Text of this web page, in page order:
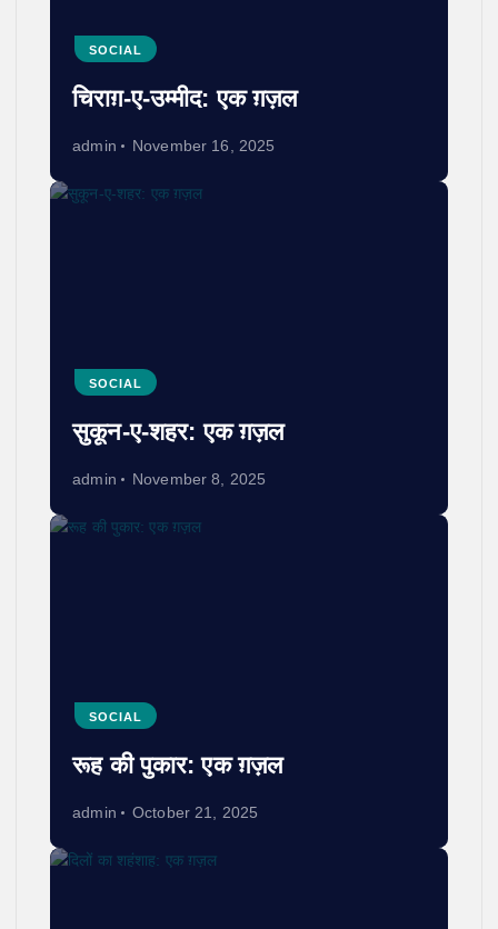
SOCIAL
चिराग़-ए-उम्मीद: एक ग़ज़ल
admin November 16, 2025
SOCIAL
सुकून-ए-शहर: एक ग़ज़ल
admin November 8, 2025
SOCIAL
रूह की पुकार: एक ग़ज़ल
admin October 21, 2025